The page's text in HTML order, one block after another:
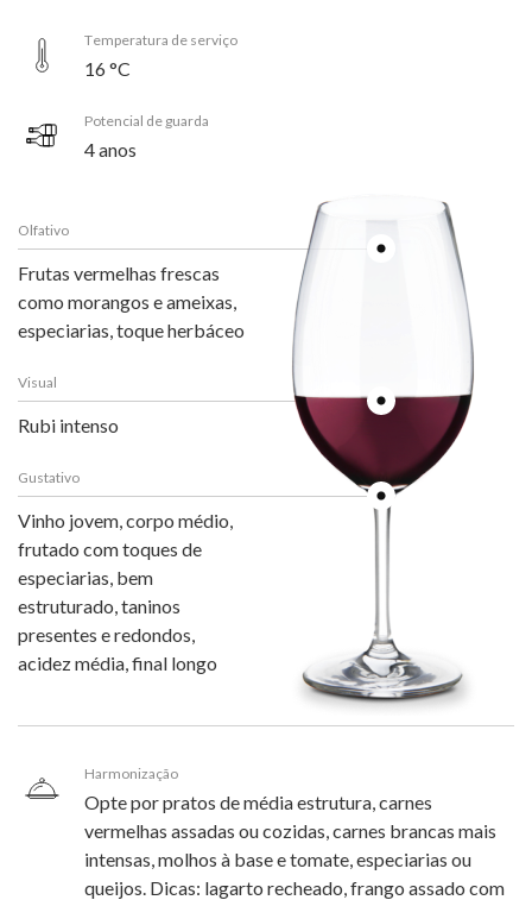
Temperatura de serviço
16 °C
Potencial de guarda
4 anos
Olfativo
Frutas vermelhas frescas
como morangos e ameixas,
especiarias, toque herbáceo
Visual
Rubi intenso
Gustativo
Vinho jovem, corpo médio,
frutado com toques de
especiarias, bem
estruturado, taninos
presentes e redondos,
acidez média, final longo
Harmonização
Opte por pratos de média estrutura, carnes
vermelhas assadas ou cozidas, carnes brancas mais
intensas, molhos à base e tomate, especiarias ou
queijos. Dicas: lagarto recheado, frango assado com